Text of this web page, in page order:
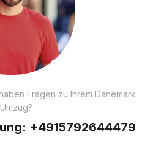
Fragen zu Ihrem Dänemark
Umzug?
+4915792644479